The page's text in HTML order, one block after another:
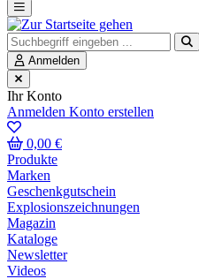
Anmelden
Ihr Konto
Anmelden Konto erstellen
0,00 €
Produkte
Marken
Geschenkgutschein
Explosionszeichnungen
Magazin
Kataloge
Newsletter
Videos